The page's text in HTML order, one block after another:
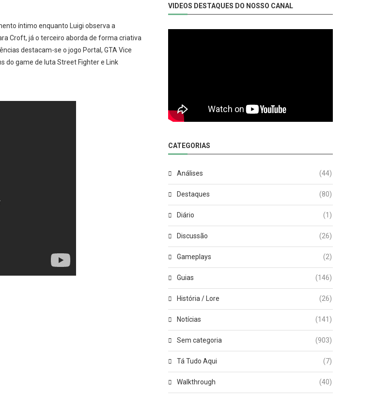
íntimo enquanto Luigi observa a
Croft, já o terceiro aborda de forma criativa
destacam-se o jogo Portal, GTA Vice
do game de luta Street Fighter e Link
VIDEOS DESTAQUES DO NOSSO CANAL
CATEGORIAS
Análises (44)
Destaques (80)
Diário (1)
Discussão (26)
Gameplays (2)
Guias (146)
História / Lore (26)
Notícias (141)
Sem categoria (903)
Tá Tudo Aqui (7)
Walkthrough (40)